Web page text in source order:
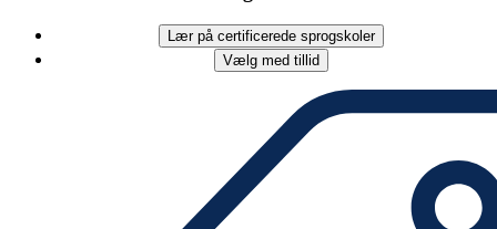
Lær på certificerede sprogskoler
Vælg med tillid